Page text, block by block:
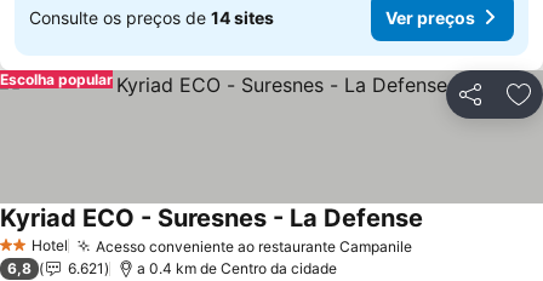
Consulte os preços de 14 sites Ver preços
Partilhar
Escolha popular
2 Estrelas
Hotel Acesso conveniente ao restaurante CampanileVer preços
Kyriad ECO - Suresnes - La Defense
6,8 6.621 a 0.4 km de Centro da cidade